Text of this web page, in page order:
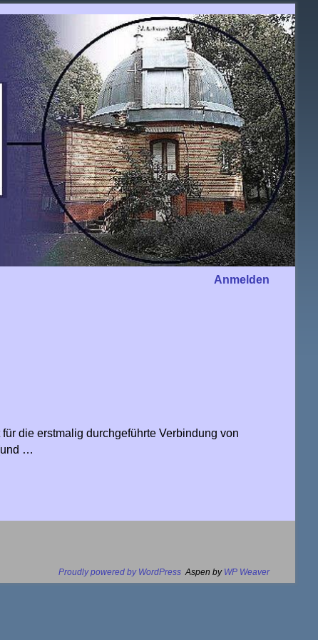
Anmelden
die erstmalig durchgeführte Verbindung von
…
Proudly powered by WordPress Aspen by WP Weaver